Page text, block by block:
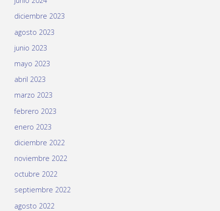
diciembre 2023
agosto 2023
junio 2023
mayo 2023
abril 2023
marzo 2023
febrero 2023
enero 2023
diciembre 2022
noviembre 2022
octubre 2022
septiembre 2022
agosto 2022